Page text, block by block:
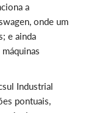
a
onde um
e ainda
Industrial
pontuais,